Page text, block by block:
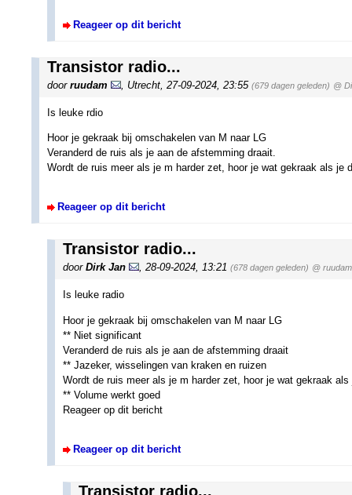
Reageer op dit bericht
Transistor radio...
door ruudam , Utrecht, 27-09-2024, 23:55 (679 dagen geleden) @
Is leuke rdio
Hoor je gekraak bij omschakelen van M naar LG
Veranderd de ruis als je aan de afstemming draait.
Wordt de ruis meer als je m harder zet, hoor je wat gekraak als je
Reageer op dit bericht
Transistor radio...
door Dirk Jan , 28-09-2024, 13:21 (678 dagen geleden) @ ruudam
Is leuke radio
Hoor je gekraak bij omschakelen van M naar LG
** Niet significant
Veranderd de ruis als je aan de afstemming draait
** Jazeker, wisselingen van kraken en ruizen
Wordt de ruis meer als je m harder zet, hoor je wat gekraak
** Volume werkt goed
Reageer op dit bericht
Reageer op dit bericht
Transistor radio...